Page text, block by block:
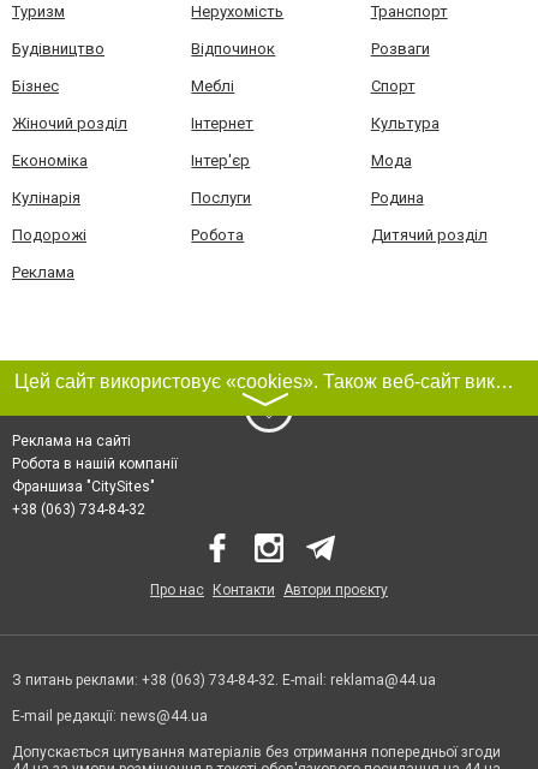
Туризм Нерухомість Транспорт
Будівництво Відпочинок Розваги
Бізнес Меблі Спорт
Жіночий розділ Інтернет Культура
Економіка Інтер'єр Мода
Кулінарія Послуги Родина
Подорожі Робота Дитячий розділ
Реклама
Цей сайт використовує «cookies». Також веб-сайт використовує інтернет-сервіс для збору технічних даних стосовно відвідувачів з метою отримання маркетингової та статистичної інформації. Умови обробки даних відвідувачів сайту див.
〉
Реклама на сайті
Робота в нашій компанії
Франшиза "CitySites"
+38 (063) 734-84-32
Про нас Контакти Автори проєкту
З питань реклами: +38 (063) 734-84-32. E-mail: reklama@44.ua
E-mail редакції: news@44.ua
Допускається цитування матеріалів без отримання попередньої згоди